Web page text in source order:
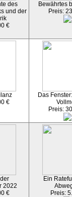
des
und der
€
Bewährtes
Preis:
€
Das
Preis:
2022
€
Ein
Preis: